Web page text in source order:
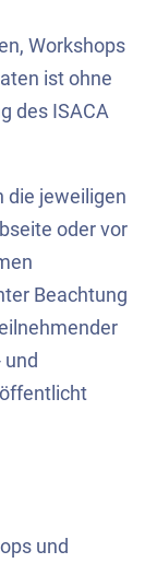
Workshops
ist ohne
des ISACA
die jeweiligen
oder vor
Beachtung
und